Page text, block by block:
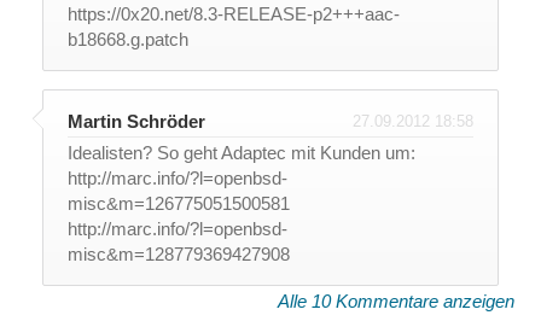
https://0x20.net/8.3-RELEASE-p2+++aac-
b18668.g.patch
Martin Schröder 27.09.2012 18:58
Idealisten? So geht Adaptec mit Kunden um:
http://marc.info/?l=openbsd-
misc&m=126775051500581
http://marc.info/?l=openbsd-
misc&m=128779369427908
Alle 10 Kommentare anzeigen